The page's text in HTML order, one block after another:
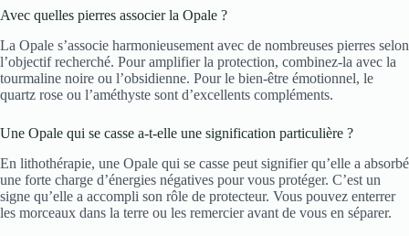
Avec quelles pierres associer la Opale ?
La Opale s’associe harmonieusement avec de nombreuses pierres selon
l’objectif recherché. Pour amplifier la protection, combinez-la avec la
tourmaline noire ou l’obsidienne. Pour le bien-être émotionnel, le
quartz rose ou l’améthyste sont d’excellents compléments.
Une Opale qui se casse a-t-elle une signification particulière ?
En lithothérapie, une Opale qui se casse peut signifier qu’elle a absorbé
une forte charge d’énergies négatives pour vous protéger. C’est un
signe qu’elle a accompli son rôle de protecteur. Vous pouvez enterrer
les morceaux dans la terre ou les remercier avant de vous en séparer.